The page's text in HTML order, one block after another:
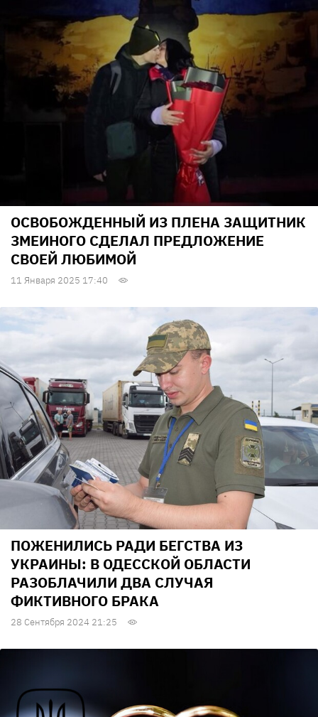
ОСВОБОЖДЕННЫЙ ИЗ ПЛЕНА ЗАЩИТНИК
ЗМЕИНОГО СДЕЛАЛ ПРЕДЛОЖЕНИЕ
СВОЕЙ ЛЮБИМОЙ
11 Января 2025 17:40
ПОЖЕНИЛИСЬ РАДИ БЕГСТВА ИЗ
УКРАИНЫ: В ОДЕССКОЙ ОБЛАСТИ
РАЗОБЛАЧИЛИ ДВА СЛУЧАЯ
ФИКТИВНОГО БРАКА
28 Сентября 2024 21:25